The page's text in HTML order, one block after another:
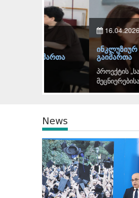
16.04.2026
ინკლუზიურ
გაიმართა
პროექტის „საჯარო
მეცნიერებისა და
News